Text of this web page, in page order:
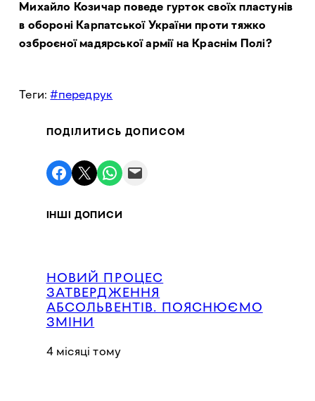
Михайло Козичар поведе гурток своїх пластунів
в обороні Карпатської України проти тяжко
озброєної мадярської армії на Краснім Полі?
Теги: передрук
ПОДІЛИТИСЬ ДОПИСОМ
Поділитись у Facebook Поділитись в X Поділитись у WhatsApp Надіслати поштою
ІНШІ ДОПИСИ
НОВИЙ ПРОЦЕС
ЗАТВЕРДЖЕННЯ
АБСОЛЬВЕНТІВ. ПОЯСНЮЄМО
ЗМІНИ
4 місяці тому